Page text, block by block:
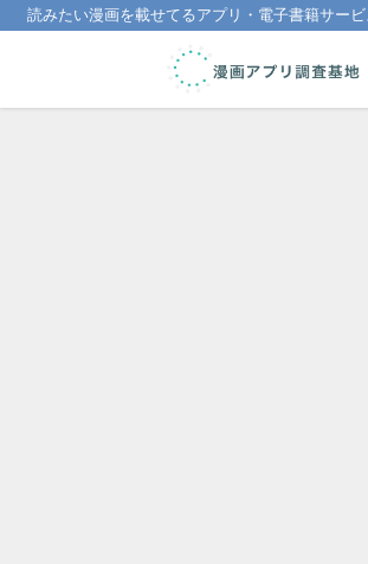
読みたい漫画を載せてるアプリ・電子書籍サー